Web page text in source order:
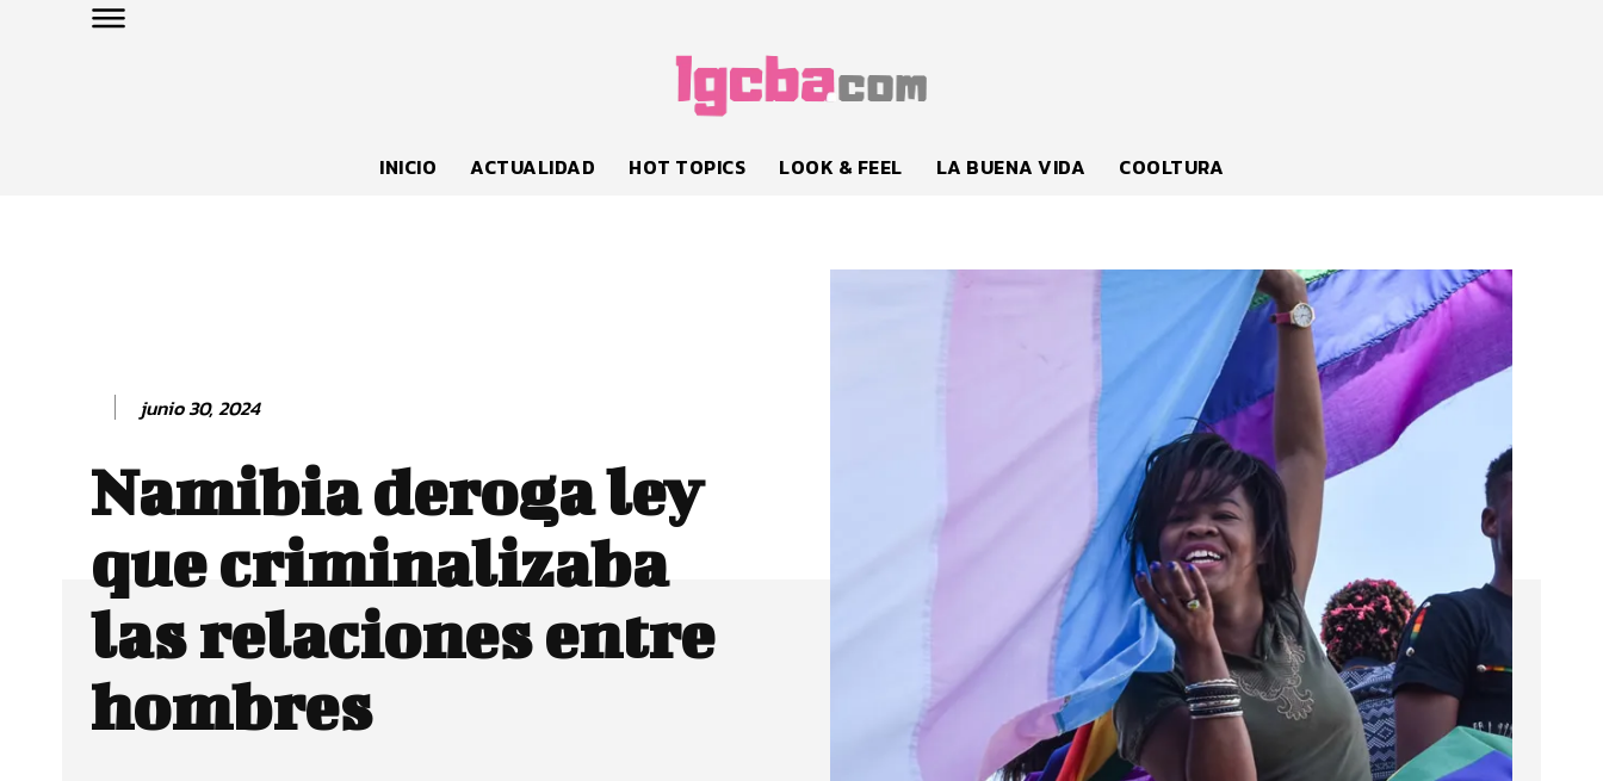
INICIO ACTUALIDAD HOT TOPICS LOOK & FEEL LA BUENA VIDA COOLTURA
junio 30, 2024
Namibia deroga ley
que criminalizaba
las relaciones entre
hombres